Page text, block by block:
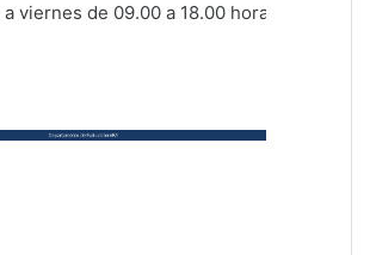
viernes de 09.00 a 18.00 horas.